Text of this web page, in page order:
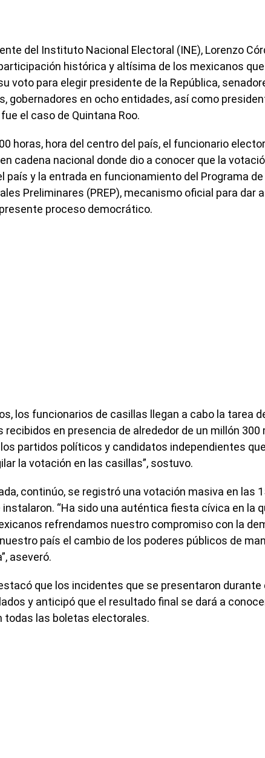
del Instituto Nacional Electoral (INE), Lorenzo
histórica y altísima de los mexicanos que
voto para elegir presidente de la República,
gobernadores en ocho entidades, así como
el caso de Quintana Roo.
horas, hora del centro del país, el funcionario
cadena nacional donde dio a conocer que la
país y la entrada en funcionamiento del Programa de
Preliminares (PREP), mecanismo oficial para dar
proceso democrático.
los funcionarios de casillas llegan a cabo la tarea
en presencia de alrededor de un millón 300
partidos políticos y candidatos independientes que
la votación en las casillas”, sostuvo.
continúo, se registró una votación masiva en las
“Ha sido una auténtica fiesta cívica en la
refrendamos nuestro compromiso con la
país el cambio de los poderes públicos de
aseveró.
que los incidentes que se presentaron durante
y anticipó que el resultado final se dará a
todas las boletas electorales.